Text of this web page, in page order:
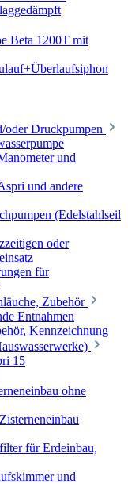
Beta 1200T mit
oder Druckpumpen
und
und andere
(Edelstahlseil
oder
für
Zubehör
Entnahmen
Kennzeichnung
15
ohne
für Erdeinbau,
und